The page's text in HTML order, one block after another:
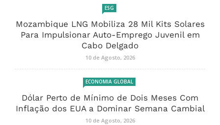
ESG
Mozambique LNG Mobiliza 28 Mil Kits Solares
Para Impulsionar Auto-Emprego Juvenil em
Cabo Delgado
10 de Agosto, 2026
ECONOMIA GLOBAL
Dólar Perto de Mínimo de Dois Meses Com
Inflação dos EUA a Dominar Semana Cambial
10 de Agosto, 2026